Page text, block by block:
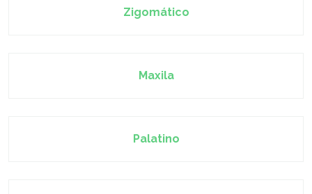
Zigomático
Maxila
Palatino